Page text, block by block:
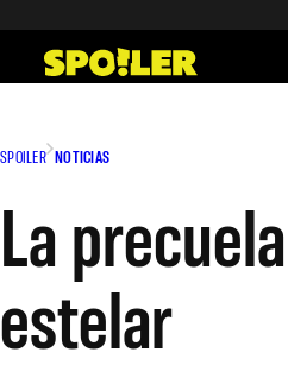
contenido
SPOILER NOTICIAS
La
estelar